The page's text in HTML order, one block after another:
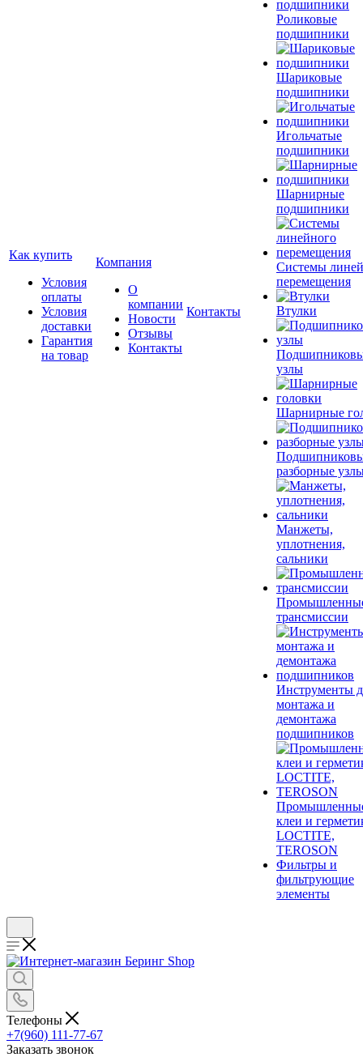
Как купить
Условия
оплаты
Условия
доставки
Гарантия
на товар
Компания
О
компании
Новости
Отзывы
Контакты
Контакты
Роликовые
подшипники
Шариковые
подшипники
Игольчатые
подшипники
Шарнирные
подшипники
Системы
перемещения
Втулки
узлы
Шарнирные
разборные
Манжеты,
уплотнения,
сальники
трансмиссии
Инструменты
монтажа и
демонтажа
подшипников
клеи и
LOCTITE,
TEROSON
Фильтры и
фильтрующие
элементы
Телефоны
+7(960) 111-77-67
Заказать звонок